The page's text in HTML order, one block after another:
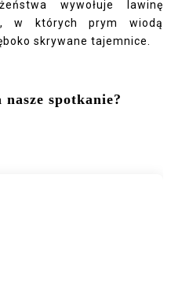
wywołuje lawinę
w których prym wiodą
skrywane tajemnice.
spotkanie?